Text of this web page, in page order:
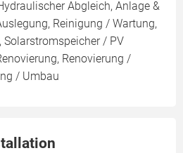
Abgleich, Anlage &
Reinigung / Wartung,
Solarstromspeicher / PV
Renovierung /
/ Umbau